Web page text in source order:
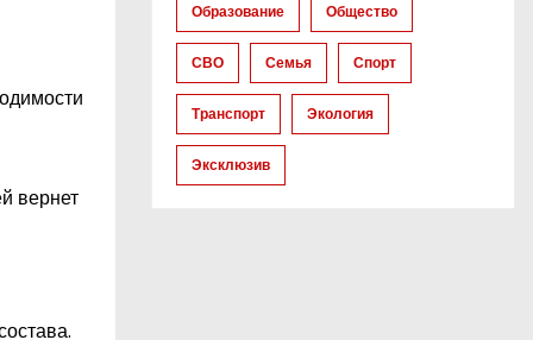
вернет
Образование Общество
СВО Семья Спорт
Транспорт Экология
Эксклюзив